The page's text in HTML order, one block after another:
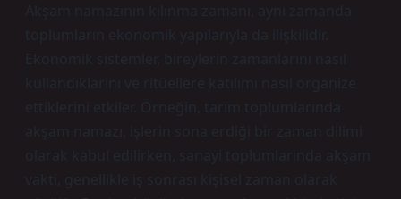
Akşam namazının kılınma zamanı, aynı zamanda
toplumların ekonomik yapılarıyla da ilişkilidir.
Ekonomik sistemler, bireylerin zamanlarını nasıl
kullandıklarını ve ritüellere katılımı nasıl organize
ettiklerini etkiler. Örneğin, tarım toplumlarında
akşam namazı, işlerin sona erdiği bir zaman dilimi
olarak kabul edilirken, sanayi toplumlarında akşam
vakti, genellikle iş sonrası kişisel zaman olarak